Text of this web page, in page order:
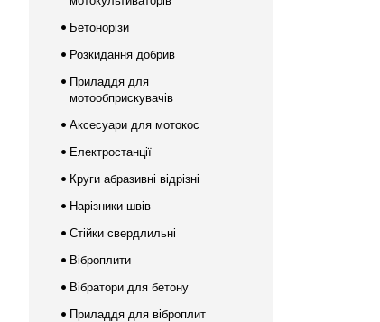
Бетонорізи
Розкидання добрив
Приладдя для
мотообприскувачів
Аксесуари для мотокос
Електростанції
Круги абразивні відрізні
Нарізники швів
Стійки свердлильні
Віброплити
Вібратори для бетону
Приладдя для віброплит